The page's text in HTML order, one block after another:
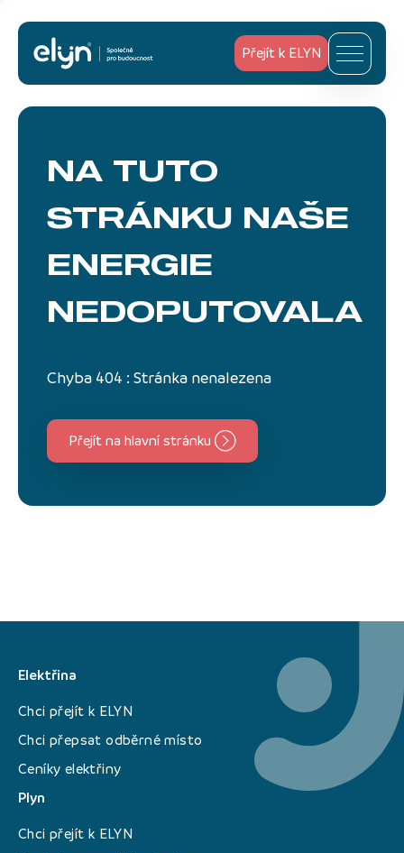
Přejít k ELYN
NA TUTO
STRÁNKU
NAŠE
ENERGIE
NEDOPUTOVALA
Chyba 404 : Stránka nenalezena
Přejít na hlavní stránku
Elektřina
Chci přejít k ELYN
Chci přepsat odběrné místo
Ceníky elektřiny
Plyn
Chci přejít k ELYN